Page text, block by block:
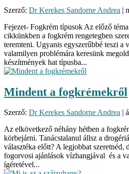
Szerző: Dr Kerekes Sandorne Andrea |
Fejezet- Fogkrém típusok Az előző
cikkünkben a fogkrém rengetegben
teremteni. Ugyanis egyszerűbbé teszi a
valamilyen problémára keresünk
készítmények hat típusba...
Mindent a fogkrémekről
Szerző: Dr Kerekes Sandorne Andrea |
Az elkövetkező néhány hétben a
körbejárni. Tanácstalanul állsz a
választéka előtt? A legjobbat
fogorvosi ajánlások vízhangjával és a
ígéretével...